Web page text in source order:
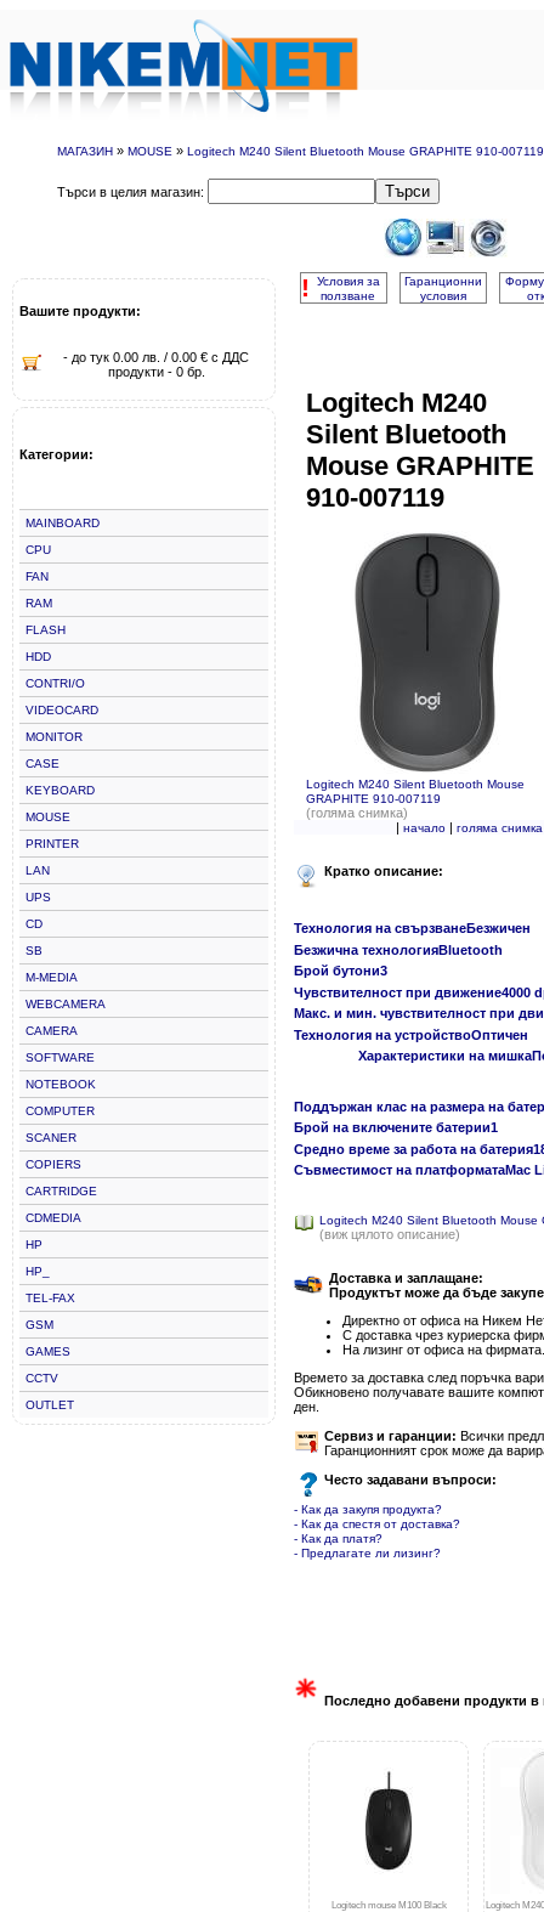
МАГАЗИН » MOUSE » Logitech M240 Silent Bluetooth Mouse GRAPHITE 910-007119
Търси в целия магазин: Търси
Вашите продукти:
- до тук 0.00 лв. / 0.00 € с ДДС
продукти - 0 бр.
Категории:
MAINBOARD
CPU
FAN
RAM
FLASH
HDD
CONTRI/O
VIDEOCARD
MONITOR
CASE
KEYBOARD
MOUSE
PRINTER
LAN
UPS
CD
SB
M-MEDIA
WEBCAMERA
CAMERA
SOFTWARE
NOTEBOOK
COMPUTER
SCANER
COPIERS
CARTRIDGE
CDMEDIA
HP
HP_
TEL-FAX
GSM
GAMES
CCTV
OUTLET
!
Условия за
ползване
Гаранционни
условия
Logitech M240
Silent Bluetooth
Mouse GRAPHITE
910-007119
Logitech M240 Silent Bluetooth Mouse
GRAPHITE 910-007119
(голяма снимка)
| начало| голяма снимка
Кратко описание:
Технология на свързванеБезжичен
Безжична технологияBluetooth
Брой бутони3
Чувствителност при движение4000
Макс. и мин. чувствителност при
Технология на устройствоОптичен
Характеристики на
Поддържан клас на размера на
Брой на включените батерии1
Средно време за работа на
Съвместимост на платформатаMac
Logitech M240 Silent Bluetooth Mouse
(виж цялото описание)
Доставка и заплащане:
Продуктът може да бъде
Директно от офиса на Никем
С доставка чрез куриерска
На лизинг от офиса на фирмата.
Времето за доставка след поръчка
Обикновено получавате вашите
ден.
Сервиз и гаранции: Всички
Гаранционният срок може да
Често задавани въпроси:
- Как да закупя продукта?
- Как да спестя от доставка?
- Как да платя?
- Предлагате ли лизинг?
Последно добавени продукти в
Logitech mouse M100 Black
Logitech